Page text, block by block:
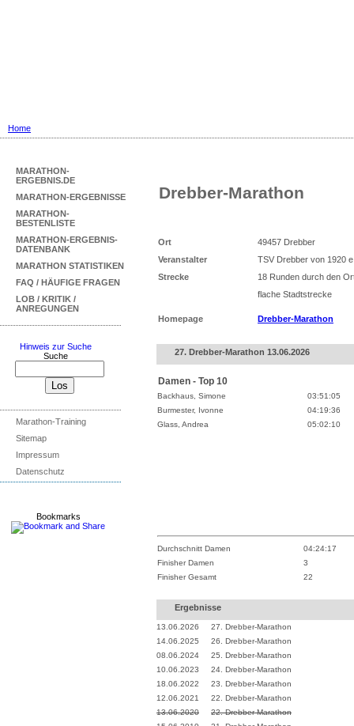
Home
MARATHON-
ERGEBNIS.DE
MARATHON-ERGEBNISSE
MARATHON-
BESTENLISTE
MARATHON-ERGEBNIS-
DATENBANK
MARATHON STATISTIKEN
FAQ / HÄUFIGE FRAGEN
LOB / KRITIK /
ANREGUNGEN
Hinweis zur Suche
Suche
Marathon-Training
Sitemap
Impressum
Datenschutz
Bookmarks
Drebber-Marathon
Ort
49457 Drebber
Veranstalter
TSV Drebber von 1920
Strecke
18 Runden durch den
flache Stadtstrecke
Homepage Drebber-Marathon
27. Drebber-Marathon 13.06.2026
Damen - Top 10
Backhaus, Simone
03:51:05
Burmester, Ivonne
04:19:36
Glass, Andrea
05:02:10
Durchschnitt Damen
04:24:17
Finisher Damen
3
Finisher Gesamt
22
Ergebnisse
13.06.2026
27. Drebber-Marathon
14.06.2025
26. Drebber-Marathon
08.06.2024
25. Drebber-Marathon
10.06.2023
24. Drebber-Marathon
18.06.2022
23. Drebber-Marathon
12.06.2021
22. Drebber-Marathon
13.06.2020
22. Drebber-Marathon